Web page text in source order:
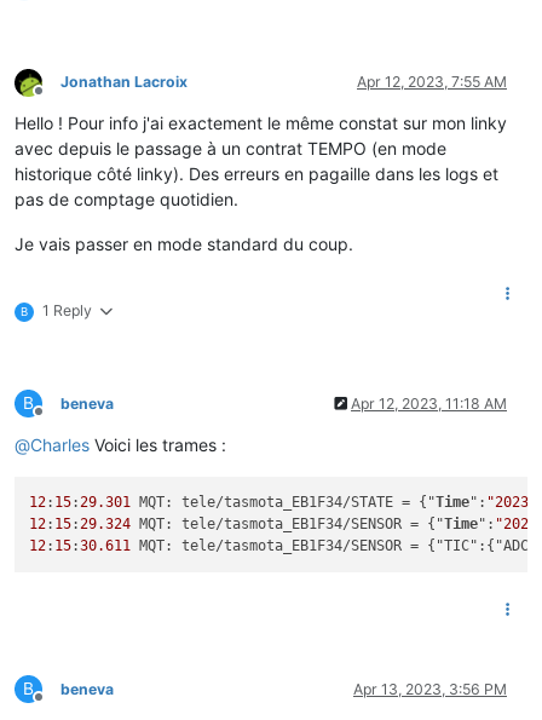
Offline
Jonathan Lacroix Apr 12, 2023, 7:55 AM
Hello ! Pour info j'ai exactement le même constat sur mon linky
avec depuis le passage à un contrat TEMPO (en mode
historique côté linky). Des erreurs en pagaille dans les logs et
pas de comptage quotidien.
Je vais passer en mode standard du coup.
B 1 Reply
B
Offline
beneva Apr 12, 2023, 11:18 AM
@Charles Voici les trames :
12: 15:29.301 MQT: tele/tasmota_EB1F34/STATE = {"Time": "2023-
12: 15:29.324 MQT: tele/tasmota_EB1F34/SENSOR = {"Time":
12: 15:30.611 MQT: tele/tasmota_EB1F34/SENSOR =
B
Offline
beneva Apr 13, 2023, 3:56 PM